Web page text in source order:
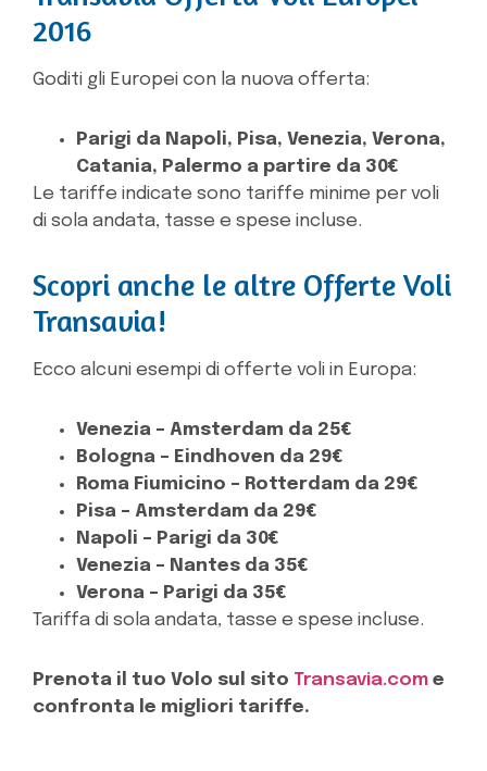
2016
Goditi gli Europei con la nuova offerta:
Parigi da Napoli, Pisa, Venezia, Verona,
Catania, Palermo a partire da 30€
Le tariffe indicate sono tariffe minime per voli
di sola andata, tasse e spese incluse.
Scopri anche le altre Offerte Voli
Transavia!
Ecco alcuni esempi di offerte voli in Europa:
Venezia – Amsterdam da 25€
Bologna – Eindhoven da 29€
Roma Fiumicino – Rotterdam da 29€
Pisa – Amsterdam da 29€
Napoli – Parigi da 30€
Venezia – Nantes da 35€
Verona – Parigi da 35€
Tariffa di sola andata, tasse e spese incluse.
Prenota il tuo Volo sul sito Transavia.com e
confronta le migliori tariffe.